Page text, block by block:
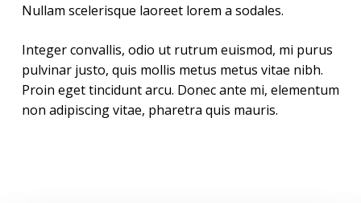
Nullam scelerisque laoreet lorem a sodales.
Integer convallis, odio ut rutrum euismod, mi purus
pulvinar justo, quis mollis metus metus vitae nibh.
Proin eget tincidunt arcu. Donec ante mi, elementum
non adipiscing vitae, pharetra quis mauris.